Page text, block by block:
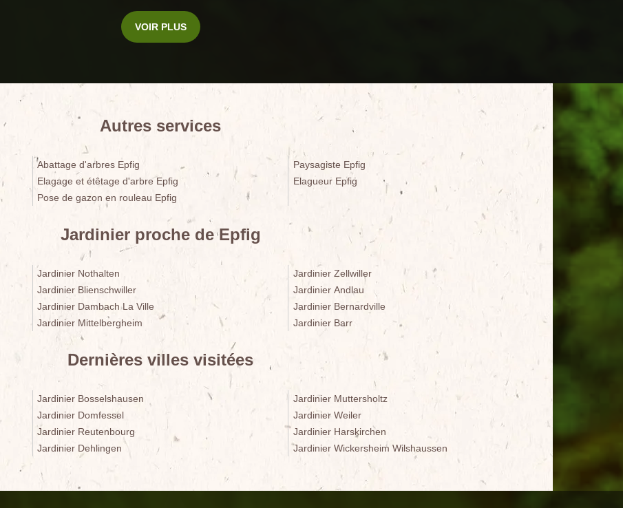
VOIR PLUS
Autres services
Abattage d'arbres Epfig
Elagage et étêtage d'arbre Epfig
Pose de gazon en rouleau Epfig
Paysagiste Epfig
Elagueur Epfig
Jardinier proche de Epfig
Jardinier Nothalten
Jardinier Blienschwiller
Jardinier Dambach La Ville
Jardinier Mittelbergheim
Jardinier Zellwiller
Jardinier Andlau
Jardinier Bernardville
Jardinier Barr
Dernières villes visitées
Jardinier Bosselshausen
Jardinier Domfessel
Jardinier Reutenbourg
Jardinier Dehlingen
Jardinier Muttersholtz
Jardinier Weiler
Jardinier Harskirchen
Jardinier Wickersheim Wilshaussen